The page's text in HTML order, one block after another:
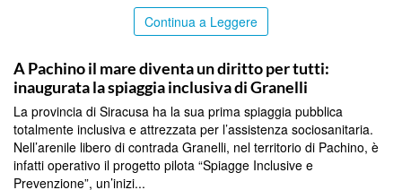
Continua a Leggere
A Pachino il mare diventa un diritto per tutti:
inaugurata la spiaggia inclusiva di Granelli
La provincia di Siracusa ha la sua prima spiaggia pubblica
totalmente inclusiva e attrezzata per l’assistenza sociosanitaria.
Nell’arenile libero di contrada Granelli, nel territorio di Pachino, è
infatti operativo il progetto pilota “Spiagge Inclusive e
Prevenzione”, un’inizi...